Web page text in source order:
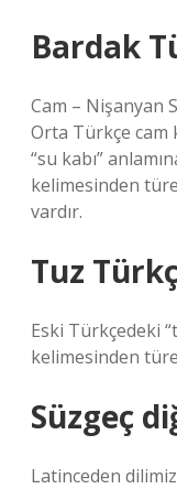
Bardak
Cam – Nişanyan
Orta Türkçe cam
“su kabı”
kelimesinden
vardır.
Tuz
Eski Türkçedeki
kelimesinden
Süzgeç
Latinceden